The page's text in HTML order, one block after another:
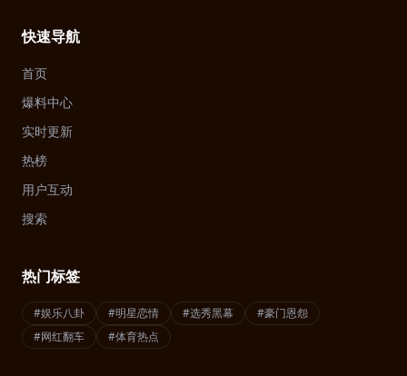
快速导航
首页
爆料中心
实时更新
热榜
用户互动
搜索
热门标签
#娱乐八卦 #明星恋情 #选秀黑幕
#豪门恩怨
#网红翻车
#体育热点